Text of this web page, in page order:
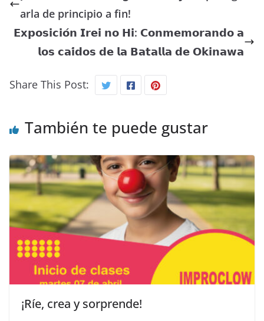
arla de principio a fin!
𝗘𝘅𝗽𝗼𝘀𝗶𝗰𝗶𝗼́𝗻 𝗜𝗿𝗲𝗶 𝗻𝗼 𝗛𝗶: 𝗖𝗼𝗻𝗺𝗲𝗺𝗼𝗿𝗮𝗻𝗱𝗼 𝗮
𝗹𝗼𝘀 𝗰𝗮𝗶́𝗱𝗼𝘀 𝗱𝗲 𝗹𝗮 𝗕𝗮𝘁𝗮𝗹𝗹𝗮 𝗱𝗲 𝗢𝗸𝗶𝗻𝗮𝘄𝗮
Share This Post:
También te puede gustar
¡Ríe, crea y sorprende!